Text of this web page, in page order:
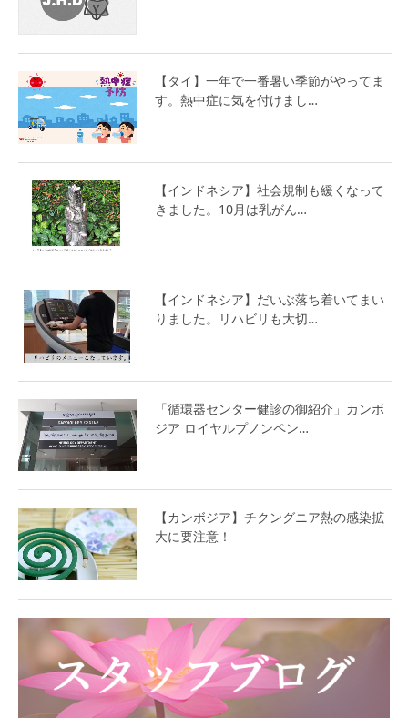
【タイ】一年で一番暑い季節がやってま
す。熱中症に気を付けまし…
【インドネシア】社会規制も緩くなって
きました。10月は乳がん…
【インドネシア】だいぶ落ち着いてまい
りました。リハビリも大切…
「循環器センター健診の御紹介」カンボ
ジア ロイヤルプノンペン…
【カンボジア】チクングニア熱の感染拡
大に要注意！